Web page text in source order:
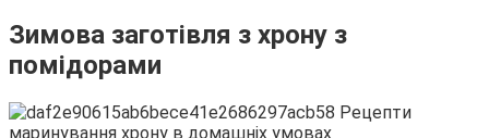
Зимова заготівля з хрону з
помідорами